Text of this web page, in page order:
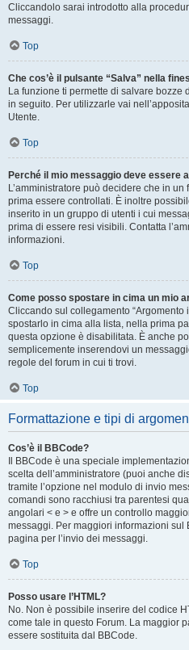
Cliccandolo sarai introdotto alla
messaggi.
Top
Che cos’è il pulsante “Salva” nella
La funzione ti permette di salvare bozze
in seguito. Per utilizzarle vai
Utente.
Top
Perché il mio messaggio deve essere
L’amministratore può decidere che in
prima essere controllati. È inoltre
inserito in un gruppo di utenti i cui
prima di essere resi visibili. Contatta
informazioni.
Top
Come posso spostare in cima un mio
Cliccando sul collegamento “Argomento
spostarlo in cima alla lista, nella prima
questa opzione è disabilitata. È anche
semplicemente inserendovi un
regole del forum in cui ti trovi.
Top
Formattazione e tipi di
Cos’è il BBCode?
Il BBCode è una speciale
scelta dell’amministratore (puoi anche
tramite l’opzione nel modulo di invio
comandi sono racchiusi tra parentesi
angolari < e > e offre un controllo
messaggi. Per maggiori informazioni
pagina per l’invio dei messaggi.
Top
Posso usare l’HTML?
No. Non è possibile inserire del codice
come tale in questo Forum. La maggior
essere sostituita dal BBCode.